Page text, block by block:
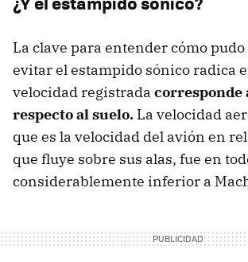
La clave para entender cómo
evitar el estampido sónico radica
velocidad registrada corresponde
respecto al suelo. La velocidad
que es la velocidad del avión en
que fluye sobre sus alas, fue en
considerablemente inferior a